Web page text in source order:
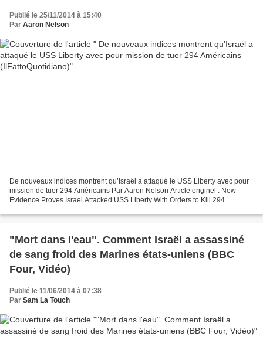
Publié le 25/11/2014 à 15:40
Par Aaron Nelson
De nouveaux indices montrent qu’Israël a attaqué le USS Liberty avec pour
mission de tuer 294 Américains Par Aaron Nelson Article originel : New
Evidence Proves Israel Attacked USS Liberty With Orders to Kill 294
"Mort dans l'eau". Comment Israël a assassiné
de sang froid des Marines états-uniens (BBC
Four, Vidéo)
Publié le 11/06/2014 à 07:38
Par Sam La Touch